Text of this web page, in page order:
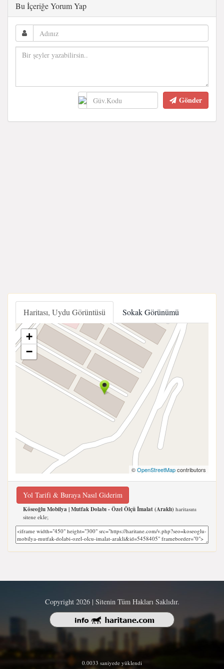
Bu İçeriğe Yorum Yap
Gönder
Haritası, Uydu Görüntüsü Sokak Görünümü
+
−
©OpenStreetMapcontributors
Yol Tarifi & Buraya Nasıl Giderim
Köseoğlu Mobilya | Mutfak Dolabı - Özel Ölçü İmalat (Araklı) haritasını
sitene ekle;
Copyright 2026 | Sitenin Tüm Hakları Saklıdır.
0.0033 saniyede yüklendi